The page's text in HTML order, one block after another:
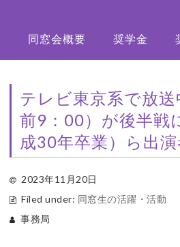
同窓会概要 奨学金
テレビ東京系で放
前9：00）が後半戦
成30年卒業）ら出
2023年11月20日
Filed under: 同窓生の活躍・活動
事務局